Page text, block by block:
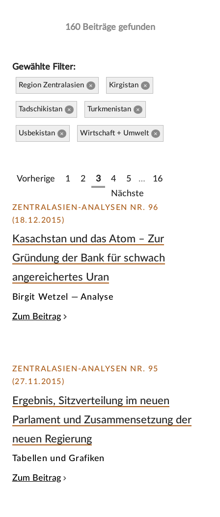
160 Beiträge gefunden
Gewählte Filter:
Region Zentralasien × Kirgistan ×
Tadschikistan × Turkmenistan ×
Usbekistan × Wirtschaft + Umwelt ×
Vorherige 1 2 3 4 5 …
16
Nächste
ZENTRALASIEN-ANALYSEN NR. 96
(18.12.2015)
Kasachstan und das Atom – Zur
Gründung der Bank für schwach
angereichertes Uran
Birgit Wetzel — Analyse
Zum Beitrag
ZENTRALASIEN-ANALYSEN NR. 95
(27.11.2015)
Ergebnis, Sitzverteilung im neuen
Parlament und Zusammensetzung der
neuen Regierung
Tabellen und Grafiken
Zum Beitrag